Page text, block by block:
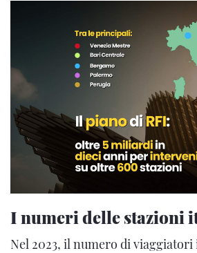
I numeri delle stazioni
Nel 2023, il numero di